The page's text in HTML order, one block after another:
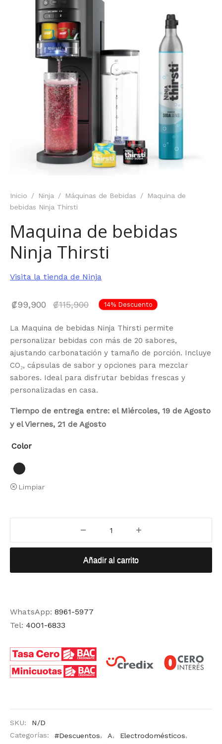
Inicio / Ninja / Máquinas de Bebidas /
Maquina de
bebidas Ninja Thirsti
Maquina de bebidas
Ninja Thirsti
Visita la tienda de Ninja
14% Descuento
₡99,900 ₡115,900
El precio
es:
₡99,900.
La Maquina de bebidas Ninja Thirsti permite
personalizar bebidas con más de 20 sabores,
ajustando carbonatación y tamaño de porción. Incluye
CO₂, cápsulas de sabor y opciones para mezclar
sabores. Ideal para disfrutar bebidas frescas y
personalizadas en casa.
Tiempo de entrega entre: el Miércoles, 19 de Agosto
y el Viernes, 21 de Agosto
Color
Limpiar
Añadir al carrito
WhatsApp: 8961-5977
Tel: 4001-6833
SKU:
N/D
Categorías:
#Descuentos, A, Electrodomésticos,